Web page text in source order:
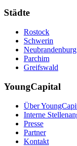
Städte
Rostock
Schwerin
Neubrandenburg
Parchim
Greifswald
YoungCapital
Über
Interne
Presse
Partner
Kontakt